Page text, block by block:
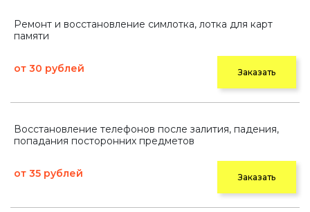
Ремонт и восстановление симлотка, лотка для карт
памяти
от 30 рублей Заказать
Восстановление телефонов после залития, падения,
попадания посторонних предметов
от 35 рублей Заказать